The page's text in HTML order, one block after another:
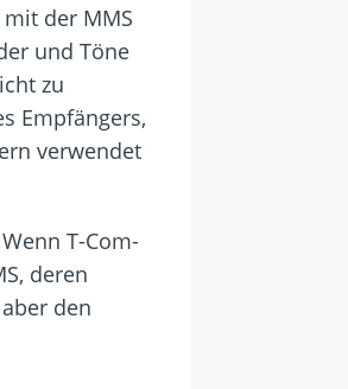
der MMS
und Töne
zu
Empfängers,
verwendet
T-Com-
deren
den